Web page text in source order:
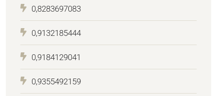
0,8283697083
0,9132185444
0,9184129041
0,9355492159